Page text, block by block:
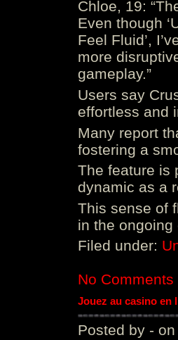
Chloe, 19:
Even though
Feel Fluid’,
more
gameplay.”
Users say
effortless and
Many report
fostering a
The feature is
dynamic as a
This sense of
in the ongoing
Filed under:
No Comments
Jouez au casino en
Posted by - on